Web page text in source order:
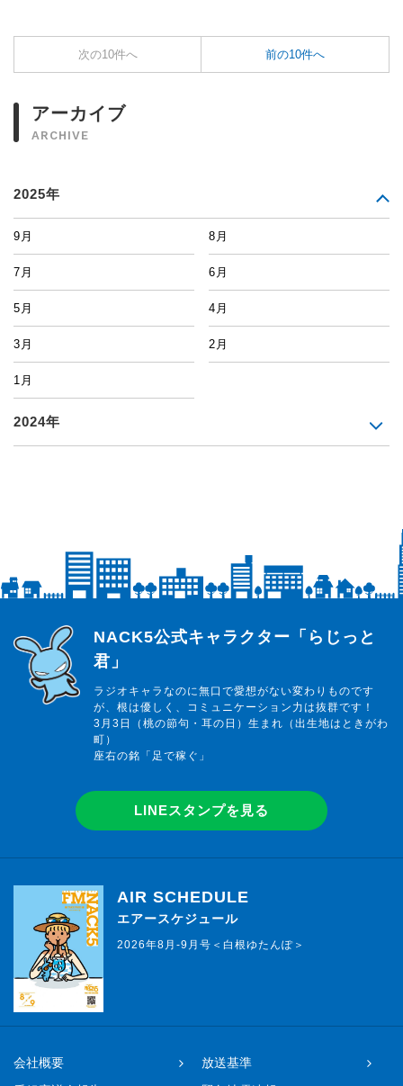
次の10件へ 前の10件へ
アーカイブ
ARCHIVE
2025年
9月 8月
7月 6月
5月 4月
3月 2月
1月
2024年
らじっと君
NACK5公式キャラクター「らじっと
君」
ラジオキャラなのに無口で愛想がない変わりものです
が、根は優しく、コミュニケーション力は抜群です！
3月3日（桃の節句・耳の日）生まれ（出生地はときがわ
町）
座右の銘「足で稼ぐ」
LINEスタンプを見る
AIR SCHEDULE
エアースケジュール
2026年8月-9月号＜白根ゆたんぽ＞
会社概要
放送基準